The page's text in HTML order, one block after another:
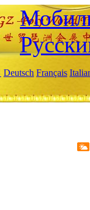
Deutsch Français